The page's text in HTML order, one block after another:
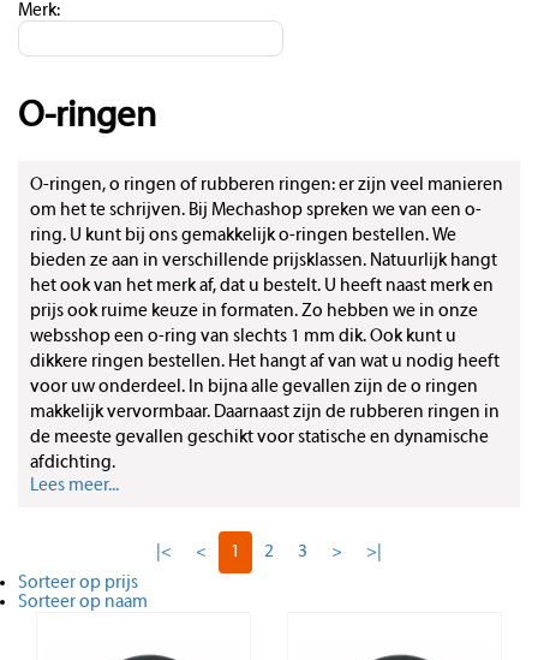
Merk:
O-ringen
O-ringen, o ringen of rubberen ringen: er zijn veel manieren
om het te schrijven. Bij Mechashop spreken we van een o-
ring. U kunt bij ons gemakkelijk o-ringen bestellen. We
bieden ze aan in verschillende prijsklassen. Natuurlijk hangt
het ook van het merk af, dat u bestelt. U heeft naast merk en
prijs ook ruime keuze in formaten. Zo hebben we in onze
websshop een o-ring van slechts 1 mm dik. Ook kunt u
dikkere ringen bestellen. Het hangt af van wat u nodig heeft
voor uw onderdeel. In bijna alle gevallen zijn de o ringen
makkelijk vervormbaar. Daarnaast zijn de rubberen ringen in
de meeste gevallen geschikt voor statische en dynamische
afdichting.
Lees meer...
|< < 1 2 3 >
>|
Sorteer op prijs
Sorteer op naam